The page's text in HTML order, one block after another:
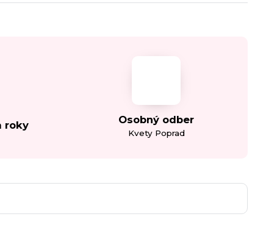
roky Osobný odber
Kvety Poprad